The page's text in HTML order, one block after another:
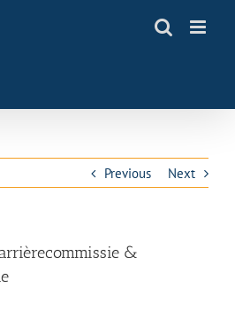
Previous Next
&